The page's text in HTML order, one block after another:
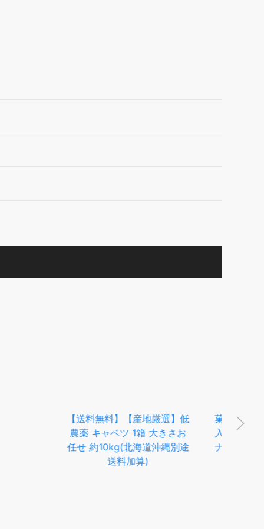
】【産地厳選】低
ツ 1箱 大きさお
菓道 キャベツ太郎 [1袋30個
入] 【駄菓子 お菓子 小袋 ス
ナック 景品向け ノベルティ
向け プレゼントなどに】